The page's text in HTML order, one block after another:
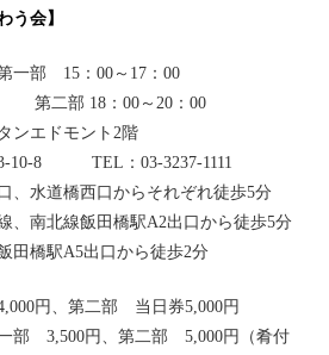
う会】
一部 15：00～17：00
00～20：00
ンエドモント2階
8 TEL：03-3237-1111
道橋西口からそれぞれ徒歩5分
北線飯田橋駅A2出口から徒歩5分
駅A5出口から徒歩2分
円、第二部 当日券5,000円
円、第二部 5,000円（肴付